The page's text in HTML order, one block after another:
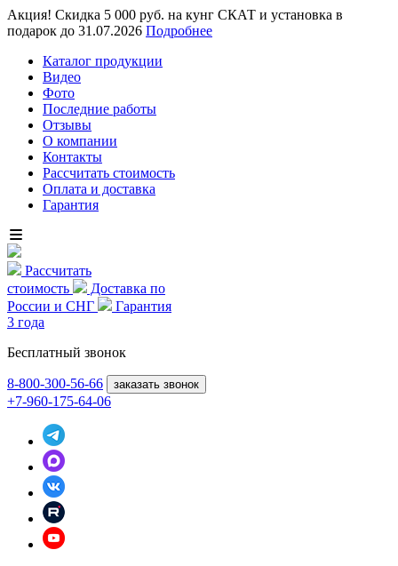
Акция! Скидка 5 000 руб. на кунг СКАТ и установка в
подарок до 31.07.2026 Подробнее
Каталог продукции
Видео
Фото
Последние работы
Отзывы
О компании
Контакты
Рассчитать стоимость
Оплата и доставка
Гарантия
Рассчитать
стоимость
Доставка по
России и СНГ
Гарантия
3 года
Бесплатный звонок
8-800-300-56-66 заказать звонок
+7-960-175-64-06